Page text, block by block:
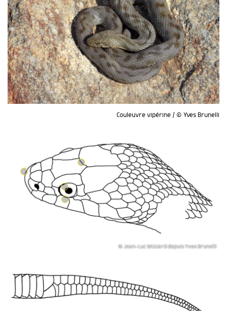
Couleuvre vipérine / © Yves Brunelli
© Jean-Luc Wizzard depuis Yves Brunelli